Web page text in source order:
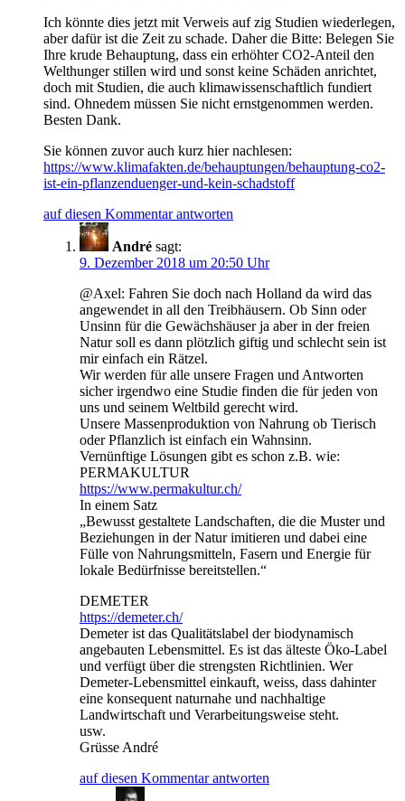
Ich könnte dies jetzt mit Verweis auf zig Studien wiederlegen,
aber dafür ist die Zeit zu schade. Daher die Bitte: Belegen Sie
Ihre krude Behauptung, dass ein erhöhter CO2-Anteil den
Welthunger stillen wird und sonst keine Schäden anrichtet,
doch mit Studien, die auch klimawissenschaftlich fundiert
sind. Ohnedem müssen Sie nicht ernstgenommen werden.
Besten Dank.
Sie können zuvor auch kurz hier nachlesen:
https://www.klimafakten.de/behauptungen/behauptung-co2-
ist-ein-pflanzenduenger-und-kein-schadstoff
auf diesen Kommentar antworten
André sagt:
9. Dezember 2018 um 20:50 Uhr
@Axel: Fahren Sie doch nach Holland da wird das
angewendet in all den Treibhäusern. Ob Sinn oder
Unsinn für die Gewächshäuser ja aber in der freien
Natur soll es dann plötzlich giftig und schlecht sein ist
mir einfach ein Rätzel.
Wir werden für alle unsere Fragen und Antworten
sicher irgendwo eine Studie finden die für jeden von
uns und seinem Weltbild gerecht wird.
Unsere Massenproduktion von Nahrung ob Tierisch
oder Pflanzlich ist einfach ein Wahnsinn.
Vernünftige Lösungen gibt es schon z.B. wie:
PERMAKULTUR
https://www.permakultur.ch/
In einem Satz
„Bewusst gestaltete Landschaften, die die Muster und
Beziehungen in der Natur imitieren und dabei eine
Fülle von Nahrungsmitteln, Fasern und Energie für
lokale Bedürfnisse bereitstellen.“
DEMETER
https://demeter.ch/
Demeter ist das Qualitätslabel der biodynamisch
angebauten Lebensmittel. Es ist das älteste Öko-Label
und verfügt über die strengsten Richtlinien. Wer
Demeter-Lebensmittel einkauft, weiss, dass dahinter
eine konsequent naturnahe und nachhaltige
Landwirtschaft und Verarbeitungsweise steht.
usw.
Grüsse André
auf diesen Kommentar antworten